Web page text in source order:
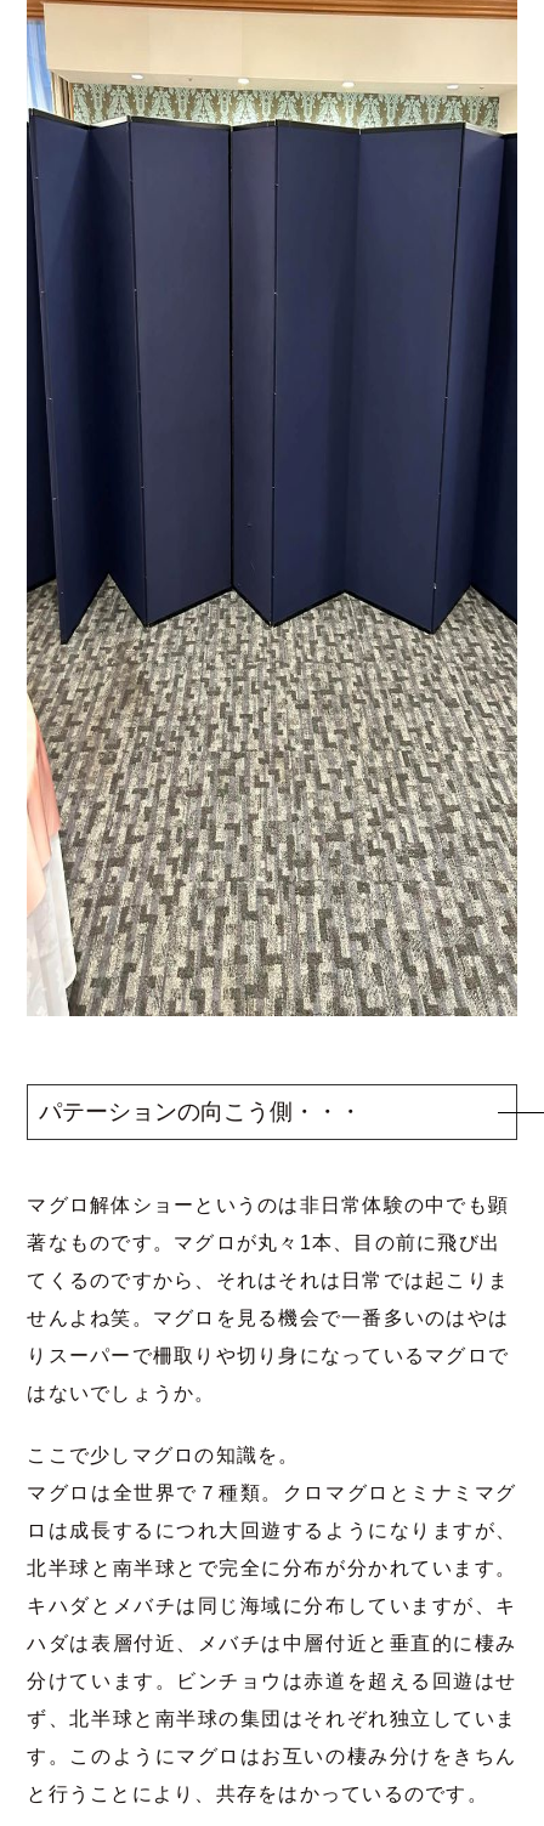
パテーションの向こう側・・・
マグロ解体ショーというのは非日常体験の中でも顕
著なものです。マグロが丸々1本、目の前に飛び出
てくるのですから、それはそれは日常では起こりま
せんよね笑。マグロを見る機会で一番多いのはやは
りスーパーで柵取りや切り身になっているマグロで
はないでしょうか。
ここで少しマグロの知識を。
マグロは全世界で７種類。クロマグロとミナミマグ
ロは成長するにつれ大回遊するようになりますが、
北半球と南半球とで完全に分布が分かれています。
キハダとメバチは同じ海域に分布していますが、キ
ハダは表層付近、メバチは中層付近と垂直的に棲み
分けています。ビンチョウは赤道を超える回遊はせ
ず、北半球と南半球の集団はそれぞれ独立していま
す。このようにマグロはお互いの棲み分けをきちん
と行うことにより、共存をはかっているのです。